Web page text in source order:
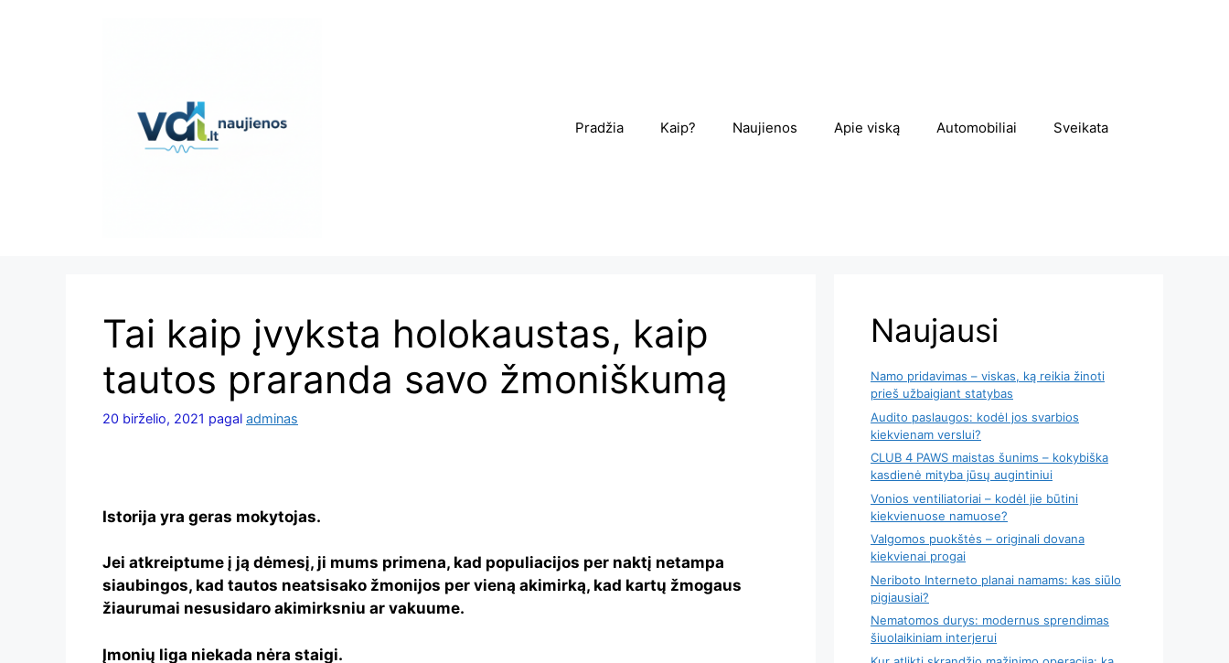
Pradžia Kaip? Naujienos Apie viską Automobiliai Sveikata
Tai kaip įvyksta holokaustas, kaip
tautos praranda savo žmoniškumą
20 birželio, 2021 pagal adminas
Istorija yra geras mokytojas.
Jei atkreiptume į ją dėmesį, ji mums primena, kad populiacijos per naktį netampa
siaubingos, kad tautos neatsisako žmonijos per vieną akimirką, kad kartų žmogaus
žiaurumai nesusidaro akimirksniu ar vakuume.
Įmonių liga niekada nėra staigi.
Naujausi
Namo pridavimas – viskas, ką reikia žinoti
prieš užbaigiant statybas
Audito paslaugos: kodėl jos svarbios
kiekvienam verslui?
CLUB 4 PAWS maistas šunims – kokybiška
kasdienė mityba jūsų augintiniui
Vonios ventiliatoriai – kodėl jie būtini
kiekvienuose namuose?
Valgomos puokštės – originali dovana
kiekvienai progai
Neriboto Interneto planai namams: kas siūlo
pigiausiai?
Nematomos durys: modernus sprendimas
šiuolaikiniam interjerui